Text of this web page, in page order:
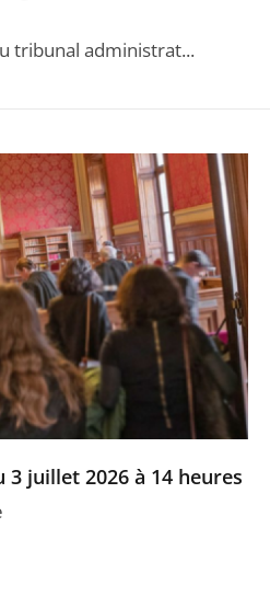
tribunal administrat...
juillet 2026 à 14 heures